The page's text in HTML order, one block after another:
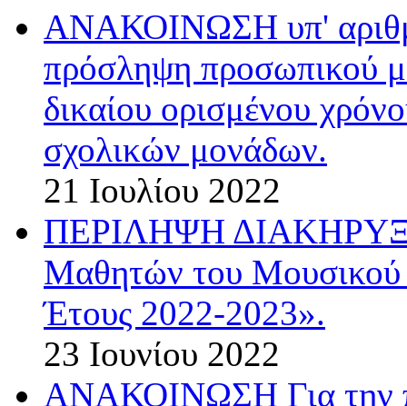
ΑΝΑΚΟΙΝΩΣΗ υπ'
πρόσληψη προσωπικού
δικαίου ορισμένου
σχολικών μονάδων.
21 Ιουλίου 2022
ΠΕΡΙΛΗΨΗ
Μαθητών του Μουσικού
Έτους 2022-2023».
23 Ιουνίου 2022
ΑΝΑΚΟΙΝΩΣΗ Για την